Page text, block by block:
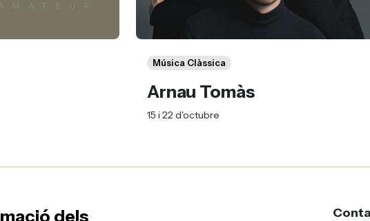
Música Clàssica
Arnau Tomàs
15 i 22 d'octubre
dels